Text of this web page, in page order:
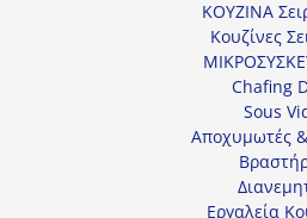
ΚΟΥΖΙΝΑ
Κουζίνες
Chafing
Sous
Αποχυμωτές
Εργαλεία